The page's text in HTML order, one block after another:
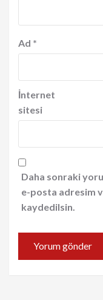
Ad *
İnternet
sitesi
Daha sonraki
e-posta adresim
kaydedilsin.